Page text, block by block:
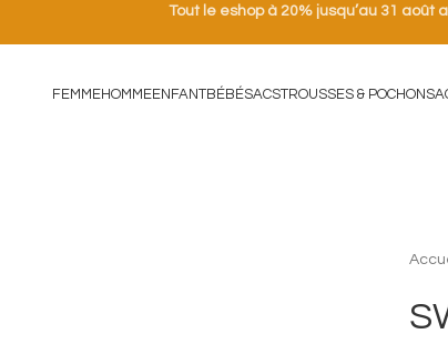
Tout le eshop à 20% jusqu’au 31 août
FEMMEHOMMEENFANTBÉBÉSACSTROUSSES & POCHONS